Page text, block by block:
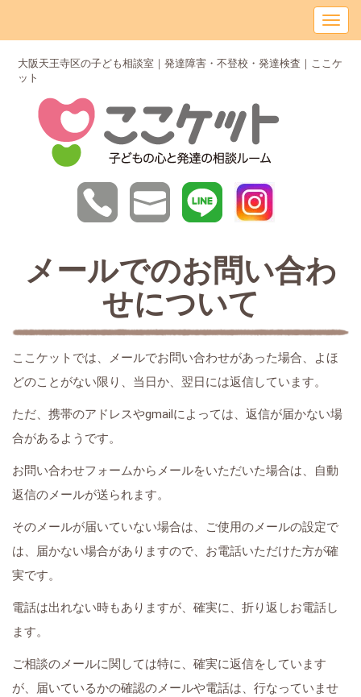
大阪天王寺区の子ども相談室｜発達障害・不登校・発達検査｜ここケ
ット
メールでのお問い合わ
せについて
ここケットでは、メールでお問い合わせがあった場合、よほ
どのことがない限り、当日か、翌日には返信しています。
ただ、携帯のアドレスやgmailによっては、返信が届かない場
合があるようです。
お問い合わせフォームからメールをいただいた場合は、自動
返信のメールが送られます。
そのメールが届いていない場合は、ご使用のメールの設定で
は、届かない場合がありますので、お電話いただけた方が確
実です。
電話は出れない時もありますが、確実に、折り返しお電話し
ます。
ご相談のメールに関しては特に、確実に返信をしています
が、届いているかの確認のメールや電話は、行なっていませ